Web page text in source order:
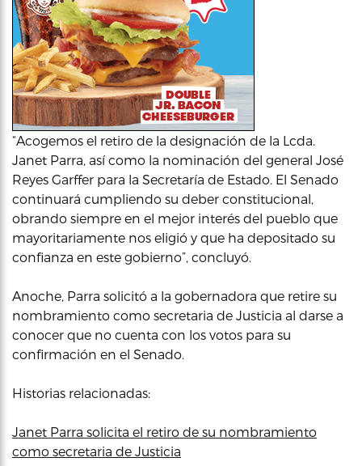
“Acogemos el retiro de la designación de la Lcda.
Janet Parra, así como la nominación del general José
Reyes Garffer para la Secretaría de Estado. El Senado
continuará cumpliendo su deber constitucional,
obrando siempre en el mejor interés del pueblo que
mayoritariamente nos eligió y que ha depositado su
confianza en este gobierno”, concluyó.
Anoche, Parra solicitó a la gobernadora que retire su
nombramiento como secretaria de Justicia al darse a
conocer que no cuenta con los votos para su
confirmación en el Senado.
Historias relacionadas:
Janet Parra solicita el retiro de su nombramiento
como secretaria de Justicia